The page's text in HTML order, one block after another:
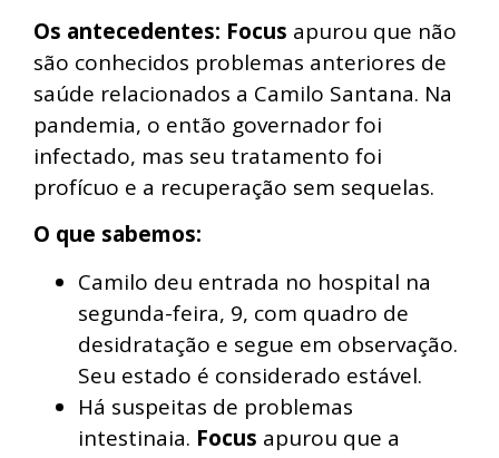
Os antecedentes: Focus apurou que não
são conhecidos problemas anteriores de
saúde relacionados a Camilo Santana. Na
pandemia, o então governador foi
infectado, mas seu tratamento foi
profícuo e a recuperação sem sequelas.
O que sabemos:
Camilo deu entrada no hospital na
segunda-feira, 9, com quadro de
desidratação e segue em observação.
Seu estado é considerado estável.
Há suspeitas de problemas
intestinaia. Focus apurou que a